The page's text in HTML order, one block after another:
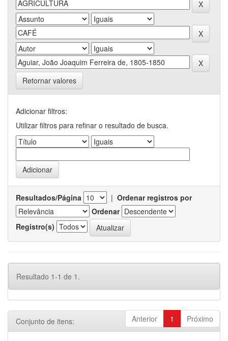
Retornar valores
Adicionar filtros:
Utilizar filtros para refinar o resultado de busca.
Resultados/Página | Ordenar registros por
Ordenar
Registro(s)
Resultado 1-1 de 1.
Anterior 1 Próximo
Conjunto de itens: